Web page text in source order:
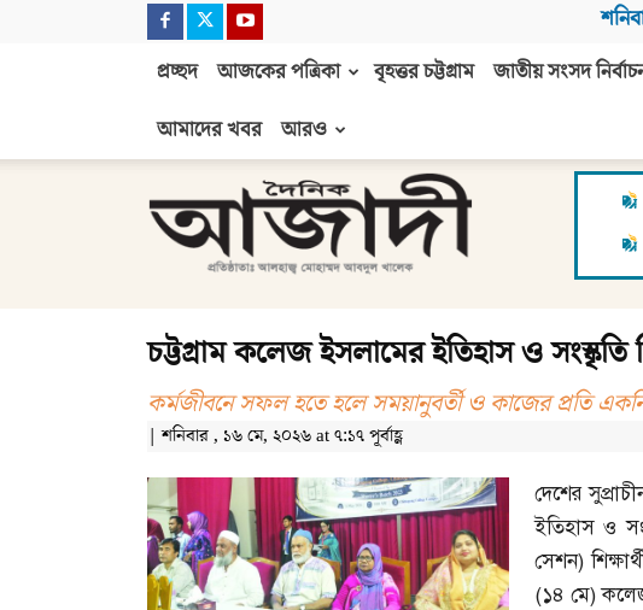
প্রচ্ছদ আজকের পত্রিকা বৃহত্তর চট্টগ্রাম জাতীয় সংসদ
আমাদের খবর
আরও
আজাদী
চট্টগ্রাম কলেজ ইসলামের ইতিহাস ও
কর্মজীবনে সফল হতে হলে সময়ানুবর্তী ও কাজের প্রতি
| শনিবার , ১৬ মে, ২০২৬ at ৭:১৭ পূর্বাহ্ণ
দেশের
ইতিহাস ও
সেশন)
(১৪ মে)